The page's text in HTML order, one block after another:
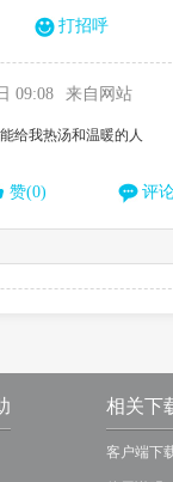
打招呼
09:08 来自网站
给我热汤和温暖的人
赞(0) 评
相关下
客户端下